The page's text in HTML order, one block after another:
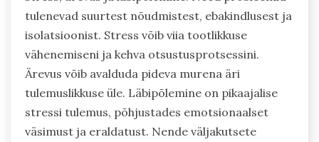
tulenevad suurtest nõudmistest, ebakindlusest ja
isolatsioonist. Stress võib viia tootlikkuse
vähenemiseni ja kehva otsustusprotsessini.
Ärevus võib avalduda pideva murena äri
tulemuslikkuse üle. Läbipõlemine on pikaajalise
stressi tulemus, põhjustades emotsionaalset
väsimust ja eraldatust. Nende väljakutsete